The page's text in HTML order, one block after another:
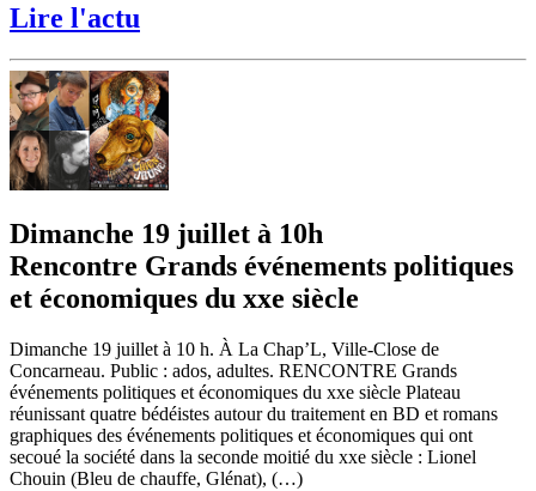
Lire l'actu
Dimanche 19 juillet à 10h
Rencontre Grands événements politiques
et économiques du xxe siècle
Dimanche 19 juillet à 10 h. À La Chap’L, Ville-Close de
Concarneau. Public : ados, adultes. RENCONTRE Grands
événements politiques et économiques du xxe siècle Plateau
réunissant quatre bédéistes autour du traitement en BD et romans
graphiques des événements politiques et économiques qui ont
secoué la société dans la seconde moitié du xxe siècle : Lionel
Chouin (Bleu de chauffe, Glénat), (…)